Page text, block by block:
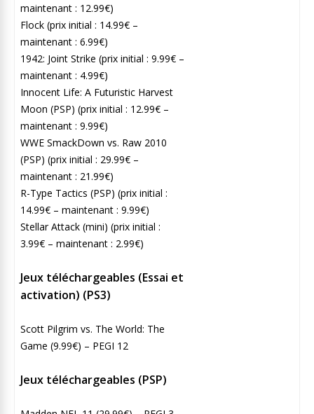
maintenant : 12.99€)
Flock (prix initial : 14.99€ –
maintenant : 6.99€)
1942: Joint Strike (prix initial : 9.99€ –
maintenant : 4.99€)
Innocent Life: A Futuristic Harvest
Moon (PSP) (prix initial : 12.99€ –
maintenant : 9.99€)
WWE SmackDown vs. Raw 2010
(PSP) (prix initial : 29.99€ –
maintenant : 21.99€)
R-Type Tactics (PSP) (prix initial :
14.99€ – maintenant : 9.99€)
Stellar Attack (mini) (prix initial :
3.99€ – maintenant : 2.99€)
Jeux téléchargeables (Essai et
activation) (PS3)
Scott Pilgrim vs. The World: The
Game (9.99€) – PEGI 12
Jeux téléchargeables (PSP)